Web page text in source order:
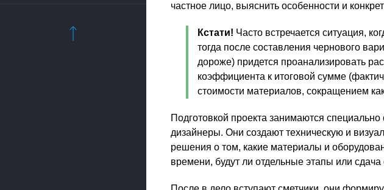
частное лицо, выяснить особенности и
Кстати! Часто встречается ситуация,
тогда после составления чернового
дороже) придется проанализировать
коэффициента к итоговой сумме
стоимости материалов, сокращением
Подготовкой проекта занимаются
дизайнеры. Они создают техническую и
решения о том, какие материалы и
времени, будут ли отдельные этапы или сдача